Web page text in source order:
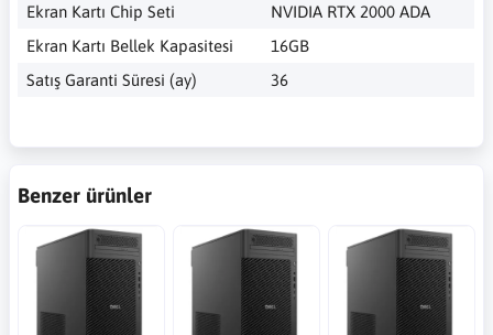
Ekran Kartı Chip Seti
NVIDIA RTX 2000 ADA
Ekran Kartı Bellek Kapasitesi
16GB
Satış Garanti Süresi (ay)
36
Benzer ürünler